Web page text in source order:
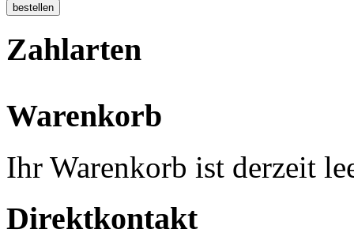
Zahlarten
Warenkorb
Ihr Warenkorb ist derzeit
Direktkontakt